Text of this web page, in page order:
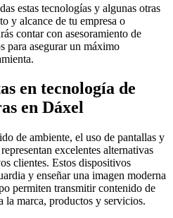
estas tecnologías y algunas otras
y alcance de tu empresa o
contar con asesoramiento de
para asegurar un máximo
en tecnología de
en Dáxel
de ambiente, el uso de pantallas y
excelentes alternativas
clientes. Estos dispositivos
y enseñar una imagen moderna
permiten transmitir contenido de
la marca, productos y servicios.